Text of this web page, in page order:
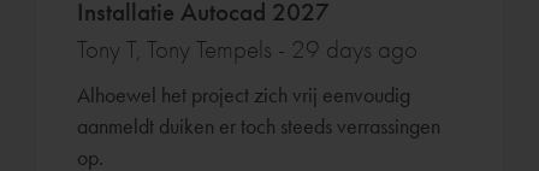
Installatie Autocad 2027
Tony T, Tony Tempels - 29 days ago
Alhoewel het project zich vrij eenvoudig
aanmeldt duiken er toch steeds verrassingen
op.